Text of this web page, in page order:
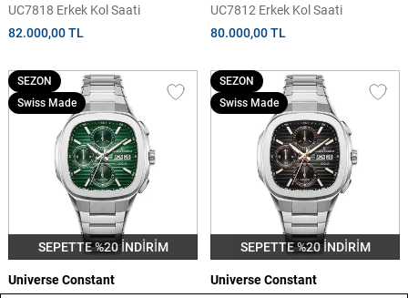
UC7818 Erkek Kol Saati
82.000,00 TL
UC7812 Erkek Kol Saati
80.000,00 TL
SEPETTE %20 İNDİRİM
SEZON
Swiss Made
Universe Constant
SEPETTE %20 İNDİRİM
SEZON
Swiss Made
Universe Constant